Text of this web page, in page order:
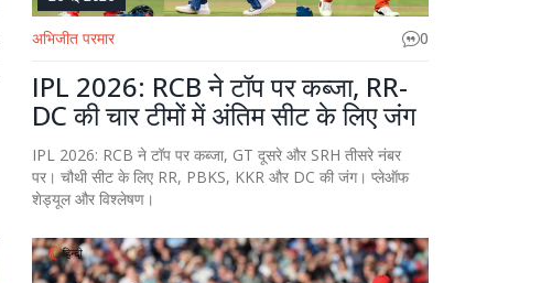
अभिजीत परमार 0
IPL 2026: RCB ने टॉप पर कब्जा, RR-
DC की चार टीमों में अंतिम सीट के लिए जंग
IPL 2026: RCB ने टॉप पर कब्जा, GT दूसरे और SRH तीसरे नंबर
पर। चौथी सीट के लिए RR, PBKS, KKR और DC की जंग। प्लेऑफ
शेड्यूल और विश्लेषण।